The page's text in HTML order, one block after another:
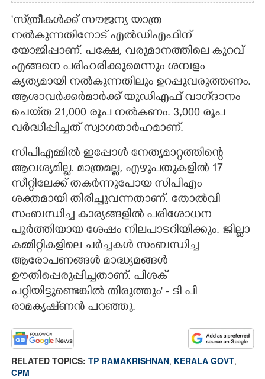
'സ്‌ത്രീകൾക്ക് സൗജന്യ യാത്ര
നൽകുന്നതിനോട് എൽഡിഎഫിന്
യോജിപ്പാണ്. പക്ഷേ, വരുമാനത്തിലെ കുറവ്
എങ്ങനെ പരിഹരിക്കുമെന്നും ശമ്പളം
കൃത്യമായി നൽകുന്നതിലും ഉറപ്പുവരുത്തണം.
ആശാവർക്കർമാർക്ക് യുഡിഎഫ് വാഗ്‌ദാനം
ചെയ്‌ത 21,000 രൂപ നൽകണം. 3,000 രൂപ
വർദ്ധിപ്പിച്ചത് സ്വാഗതാർഹമാണ്.
സിപിഎമ്മിൽ ഇപ്പോൾ നേതൃമാറ്റത്തിന്റെ
ആവശ്യമില്ല. മാത്രമല്ല, എഴുപതുകളിൽ 17
സീറ്റിലേക്ക് തകർന്നുപോയ സിപിഎം
ശക്തമായി തിരിച്ചുവന്നതാണ്. തോൽവി
സംബന്ധിച്ച കാര്യങ്ങളിൽ പരിശോധന
പൂർത്തിയായ ശേഷം നിലപാടറിയിക്കും. ജില്ലാ
കമ്മിറ്റികളിലെ ചർച്ചകൾ സംബന്ധിച്ച
ആരോപണങ്ങൾ മാദ്ധ്യമങ്ങൾ
ഊതിപ്പെരുപ്പിച്ചതാണ്. പിശക്
പറ്റിയിട്ടുണ്ടെങ്കിൽ തിരുത്തും' - ടി പി
രാമകൃഷ്‌ണൻ പറഞ്ഞു.
RELATED TOPICS: TP RAMAKRISHNAN, KERALA GOVT,
CPM